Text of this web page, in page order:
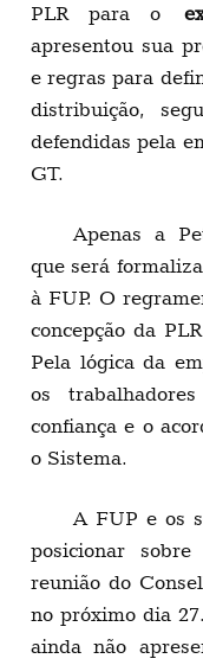
PLR para o
apresentou sua
e regras para
distribuição,
defendidas pela
GT.
Apenas a
que será
à FUP. O
concepção da
Pela lógica da
os
confiança e o
o Sistema.
A FUP e os
posicionar
reunião do
no próximo dia
ainda não